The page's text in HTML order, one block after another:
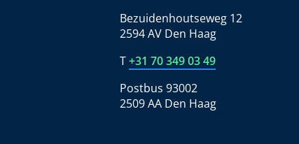
Bezuidenhoutseweg 12
2594 AV Den Haag
T+31 70 349 03 49
Postbus 93002
2509 AA Den Haag